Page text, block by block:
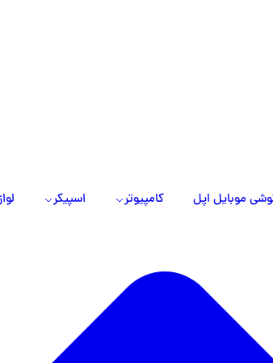
موبایل اپل کامپیوتر اسپیکر